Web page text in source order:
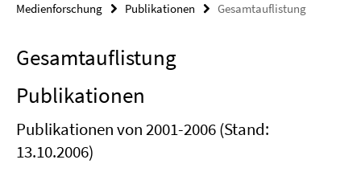
Medienforschung
Publikationen Gesamtauflistung
Gesamtauflistung
Publikationen
Publikationen von 2001-2006 (Stand:
13.10.2006)